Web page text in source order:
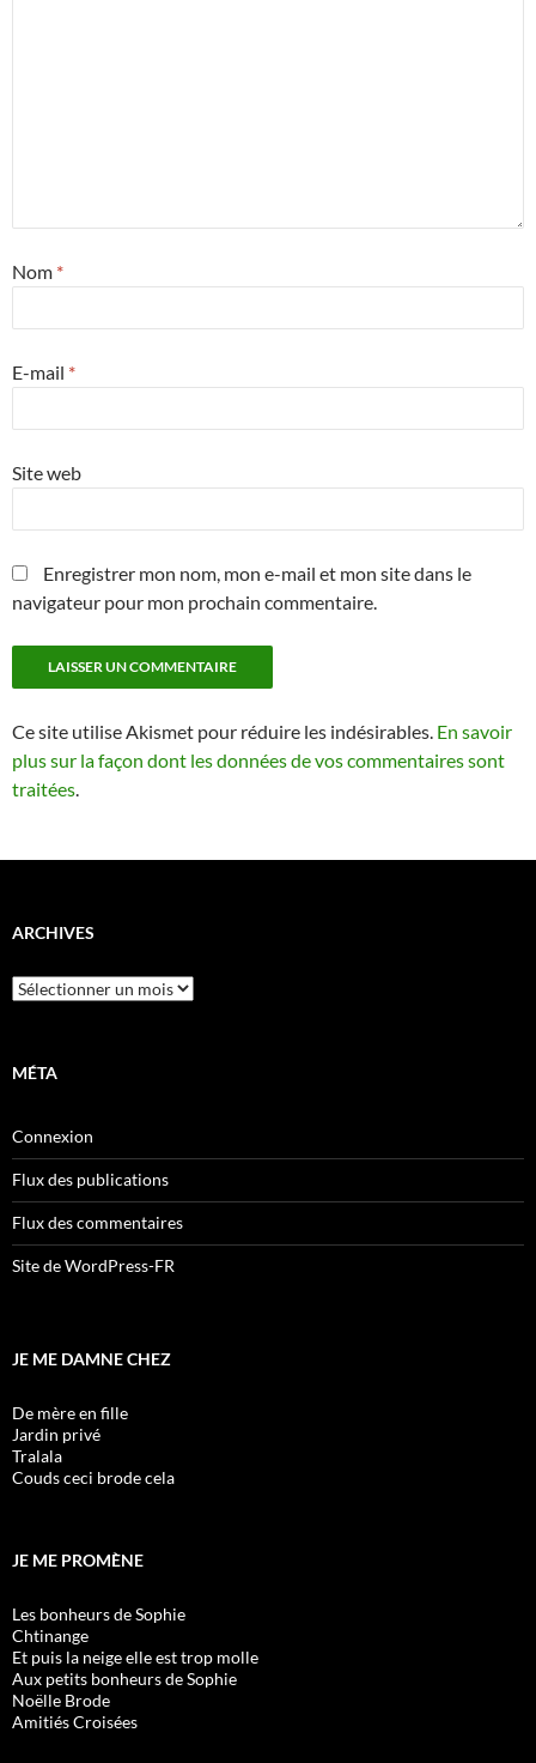
Nom *
E-mail *
Site web
Enregistrer mon nom, mon e-mail et mon site dans le
navigateur pour mon prochain commentaire.
Ce site utilise Akismet pour réduire les indésirables. En savoir
plus sur la façon dont les données de vos commentaires sont
traitées.
ARCHIVES
Archives
MÉTA
Connexion
Flux des publications
Flux des commentaires
Site de WordPress-FR
JE ME DAMNE CHEZ
De mère en fille
Jardin privé
Tralala
Couds ceci brode cela
JE ME PROMÈNE
Les bonheurs de Sophie
Chtinange
Et puis la neige elle est trop molle
Aux petits bonheurs de Sophie
Noëlle Brode
Amitiés Croisées